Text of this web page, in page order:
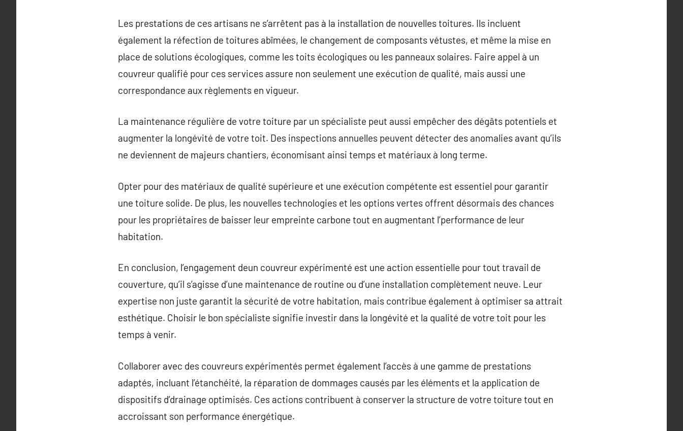
Les prestations de ces artisans ne s’arrêtent pas à la installation de nouvelles toitures. Ils incluent
également la réfection de toitures abîmées, le changement de composants vétustes, et même la mise en
place de solutions écologiques, comme les toits écologiques ou les panneaux solaires. Faire appel à un
couvreur qualifié pour ces services assure non seulement une exécution de qualité, mais aussi une
correspondance aux règlements en vigueur.
La maintenance régulière de votre toiture par un spécialiste peut aussi empêcher des dégâts potentiels et
augmenter la longévité de votre toit. Des inspections annuelles peuvent détecter des anomalies avant qu’ils
ne deviennent de majeurs chantiers, économisant ainsi temps et matériaux à long terme.
Opter pour des matériaux de qualité supérieure et une exécution compétente est essentiel pour garantir
une toiture solide. De plus, les nouvelles technologies et les options vertes offrent désormais des chances
pour les propriétaires de baisser leur empreinte carbone tout en augmentant l’performance de leur
habitation.
En conclusion, l’engagement deun couvreur expérimenté est une action essentielle pour tout travail de
couverture, qu’il s’agisse d’une maintenance de routine ou d’une installation complètement neuve. Leur
expertise non juste garantit la sécurité de votre habitation, mais contribue également à optimiser sa attrait
esthétique. Choisir le bon spécialiste signifie investir dans la longévité et la qualité de votre toit pour les
temps à venir.
Collaborer avec des couvreurs expérimentés permet également l’accès à une gamme de prestations
adaptés, incluant l’étanchéité, la réparation de dommages causés par les éléments et la application de
dispositifs d’drainage optimisés. Ces actions contribuent à conserver la structure de votre toiture tout en
accroissant son performance énergétique.